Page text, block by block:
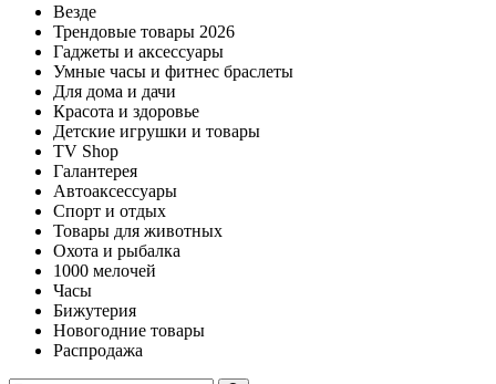
Везде
Трендовые товары 2026
Гаджеты и аксессуары
Умные часы и фитнес браслеты
Для дома и дачи
Красота и здоровье
Детские игрушки и товары
TV Shop
Галантерея
Автоаксессуары
Спорт и отдых
Товары для животных
Охота и рыбалка
1000 мелочей
Часы
Бижутерия
Новогодние товары
Распродажа